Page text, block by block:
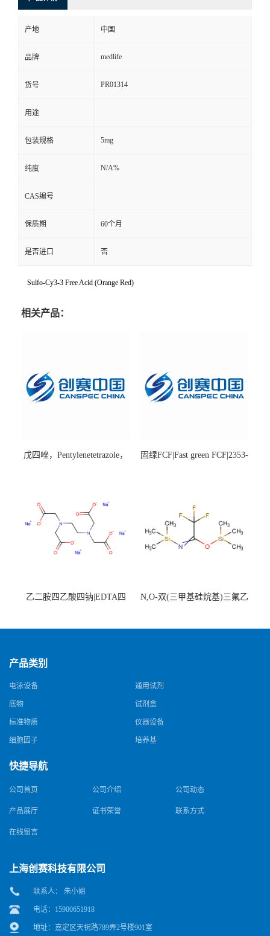
产地 中国
品牌 medlife
货号 PR01314
用途
包装规格 5mg
纯度 N/A%
CAS编号
保质期 60个月
是否进口 否
Sulfo-Cy3-3 Free Acid (Orange Red)
相关产品：
戊四唑，Pentylenetetrazole，
固绿FCF|Fast green FCF|2353-
乙二胺四乙酸四钠|EDTA四
N,O-双(三甲基硅烷基)三氟乙
产品类别
电泳设备 通用试剂
底物 试剂盒
标准物质 仪器设备
细胞因子 培养基
快捷导航
公司首页 公司介绍 公司动态
产品展厅 证书荣誉 联系方式
在线留言
上海创赛科技有限公司
联系人： 朱小姐
电话：15900651918
地址：嘉定区天祝路789弄2号楼901室